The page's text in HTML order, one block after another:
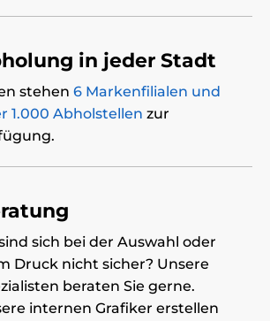
in jeder Stadt
stehen 6 Markenfilialen und
1.000 Abholstellen zur
sich bei der Auswahl oder
Druck nicht sicher? Unsere
beraten Sie gerne.
internen Grafiker erstellen